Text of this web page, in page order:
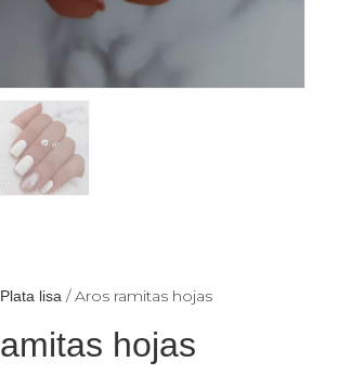
Plata lisa / Aros ramitas hojas
hojas